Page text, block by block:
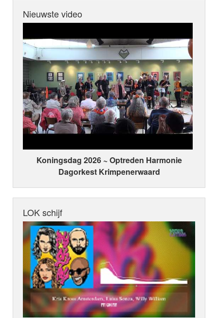
Nieuwste video
Koningsdag 2026 ~ Optreden Harmonie
Dagorkest Krimpenerwaard
LOK schijf